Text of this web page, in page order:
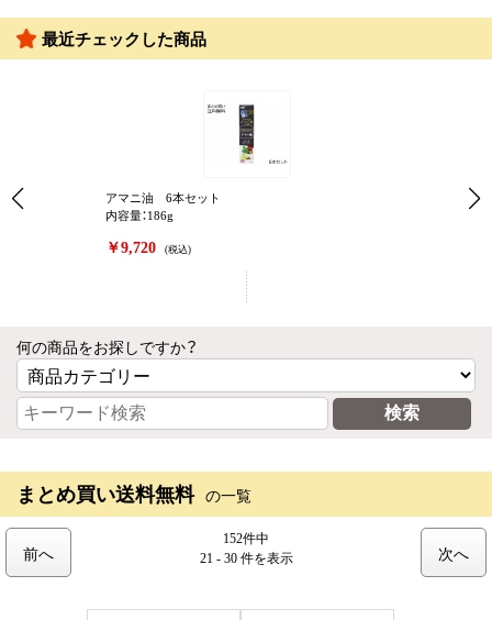
最近チェックした商品
アマニ油 6本セット
内容量：186g
￥9,720 (税込)
何の商品をお探しですか？
まとめ買い送料無料 の一覧
152件中
21 - 30 件を表示
前へ 次へ